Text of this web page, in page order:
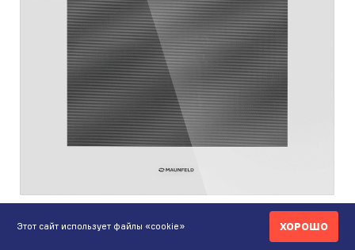
579 590 ₸
Этот сайт использует файлы «cookie» ХОРОШО